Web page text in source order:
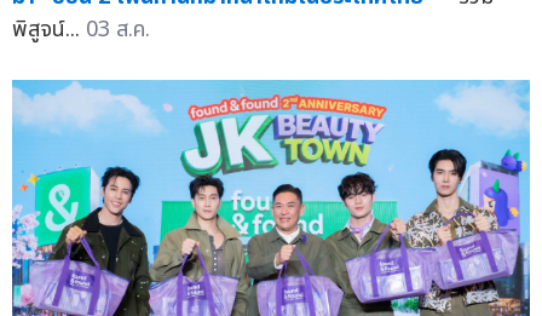
พิสูจน์... 03 ส.ค.